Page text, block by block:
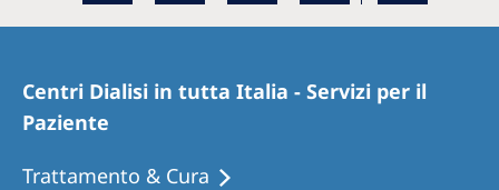
Centri Dialisi in tutta Italia - Servizi per il
Paziente
Trattamento & Cura